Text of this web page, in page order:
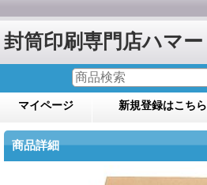
封筒印刷専門店ハマー
マイページ 新規登録はこちら
商品詳細